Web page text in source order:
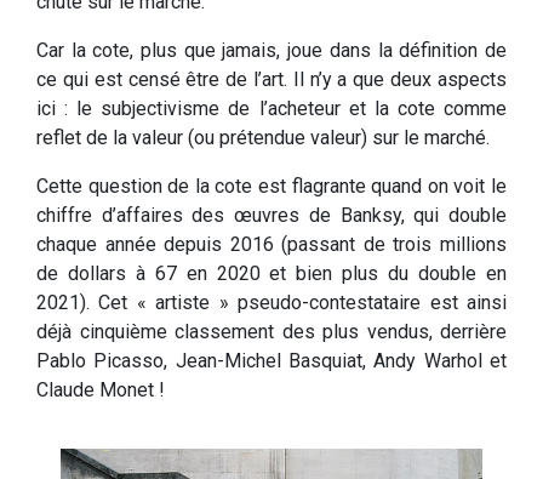
Car la cote, plus que jamais, joue dans la définition de
ce qui est censé être de l’art. Il n’y a que deux aspects
ici : le subjectivisme de l’acheteur et la cote comme
reflet de la valeur (ou prétendue valeur) sur le marché.
Cette question de la cote est flagrante quand on voit le
chiffre d’affaires des œuvres de Banksy, qui double
chaque année depuis 2016 (passant de trois millions
de dollars à 67 en 2020 et bien plus du double en
2021). Cet « artiste » pseudo-contestataire est ainsi
déjà cinquième classement des plus vendus, derrière
Pablo Picasso, Jean-Michel Basquiat, Andy Warhol et
Claude Monet !